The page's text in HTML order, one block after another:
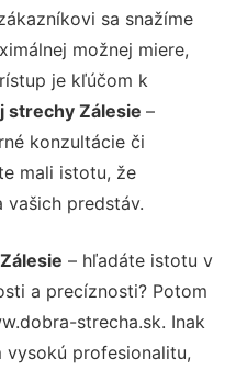
sa snažíme
možnej miere,
je kľúčom k
strechy Zálesie –
konzultácie či
mali istotu, že
predstáv.
– hľadáte istotu v
a precíznosti? Potom
strecha.sk. Inak
vysokú profesionalitu,